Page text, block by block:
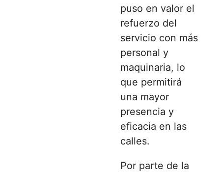
puso en valor el
refuerzo del
servicio con más
personal y
maquinaria, lo
que permitirá
una mayor
presencia y
eficacia en las
calles.
Por parte de la